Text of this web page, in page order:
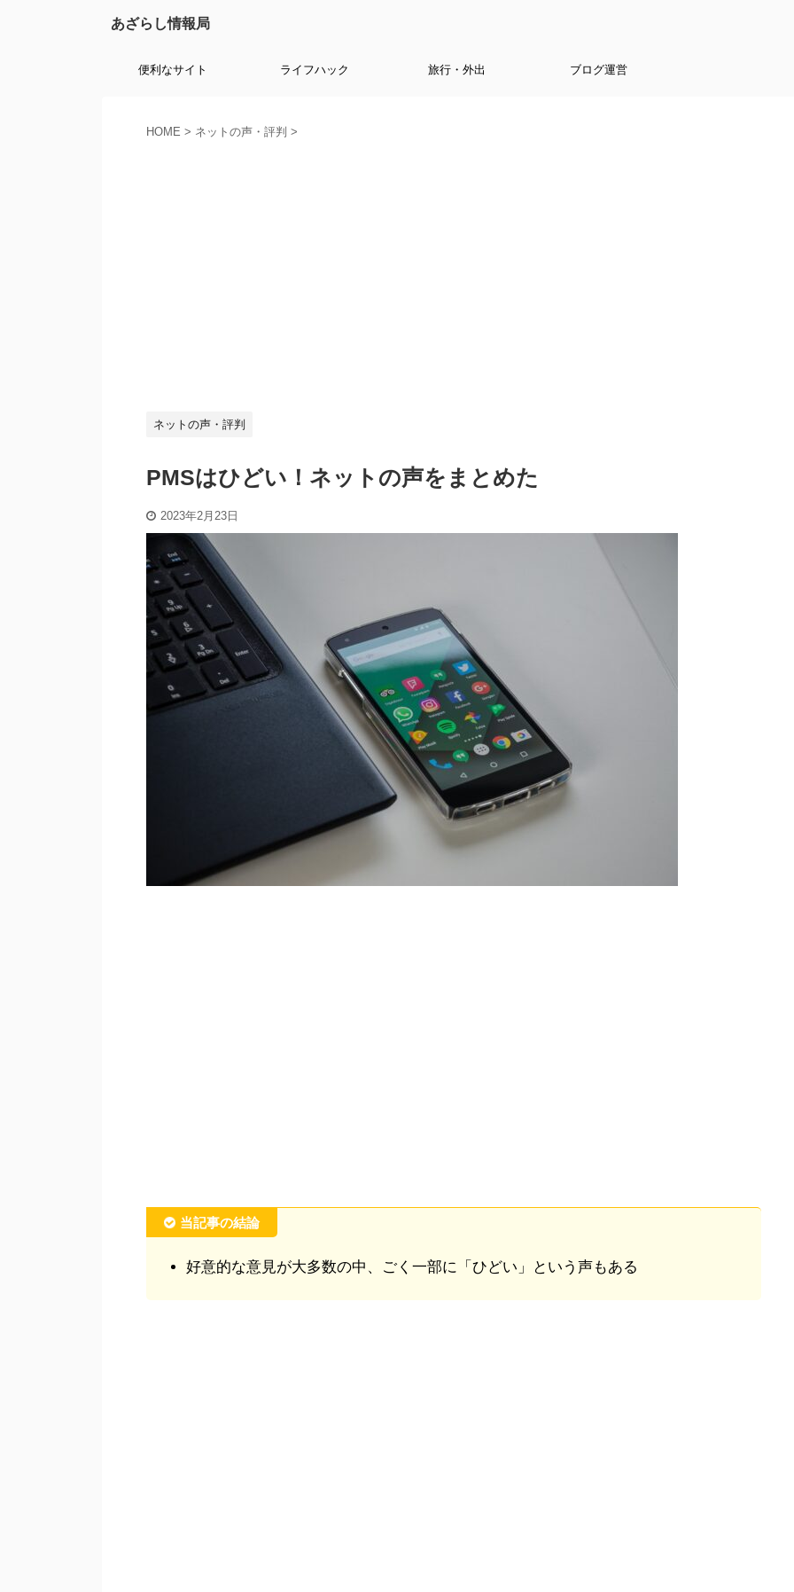
あざらし情報局
便利なサイト ライフハック 旅行・外出 ブログ運営
HOME > ネットの声・評判 >
ネットの声・評判
PMSはひどい！ネットの声をまとめた
2023年2月23日
当記事の結論
好意的な意見が大多数の中、ごく一部に「ひどい」という声もある